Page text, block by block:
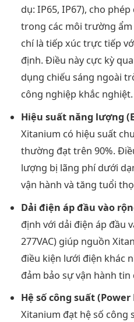
dụ: IP65, IP67), cho
trong các môi trường
chí là tiếp xúc trực tiếp
định. Điều này cực kỳ
dụng chiếu sáng ngoài
công nghiệp khắc nghiệt.
Hiệu suất năng lượng
Xitanium có hiệu suất
thường đạt trên 90%.
lượng bị lãng phí dưới
vận hành và tăng tuổi
Dải điện áp đầu vào
định với dải điện áp đầu
277VAC) giúp nguồn
điều kiện lưới điện khác
đảm bảo sự vận hành tin
Hệ số công suất (Power
Xitanium đạt hệ số công